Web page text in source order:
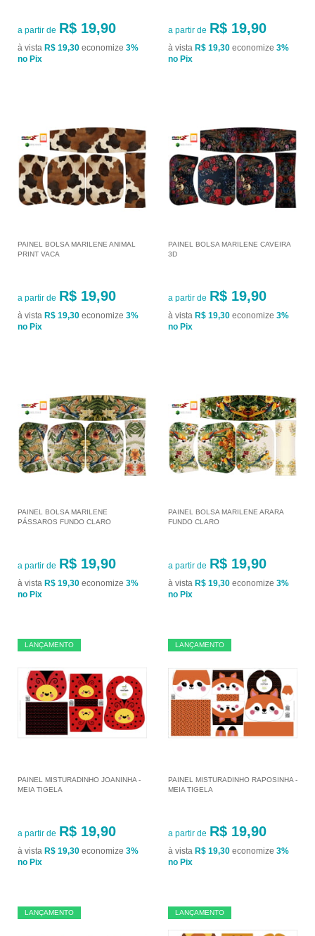
a partir de R$ 19,90
à vista R$ 19,30 economize 3%
no Pix
a partir de R$ 19,90
à vista R$ 19,30 economize 3%
no Pix
PAINEL BOLSA MARILENE ANIMAL
PRINT VACA
a partir de R$ 19,90
à vista R$ 19,30 economize 3%
no Pix
PAINEL BOLSA MARILENE CAVEIRA
3D
a partir de R$ 19,90
à vista R$ 19,30 economize 3%
no Pix
PAINEL BOLSA MARILENE
PÁSSAROS FUNDO CLARO
a partir de R$ 19,90
à vista R$ 19,30 economize 3%
no Pix
PAINEL BOLSA MARILENE ARARA
FUNDO CLARO
a partir de R$ 19,90
à vista R$ 19,30 economize 3%
no Pix
LANÇAMENTO
PAINEL MISTURADINHO JOANINHA -
MEIA TIGELA
a partir de R$ 19,90
à vista R$ 19,30 economize 3%
no Pix
LANÇAMENTO
PAINEL MISTURADINHO RAPOSINHA -
MEIA TIGELA
a partir de R$ 19,90
à vista R$ 19,30 economize 3%
no Pix
LANÇAMENTO LANÇAMENTO